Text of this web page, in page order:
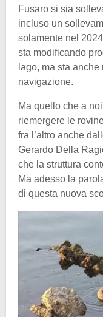
Fusaro si sia
incluso un
solamente nel
sta modificando
lago, ma sta
navigazione.
Ma quello che a
riemergere le
fra l’altro anche
Gerardo Della
che la struttura
Ma adesso la
di questa nuova